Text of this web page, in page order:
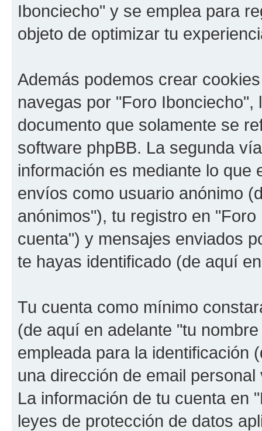
Ibonciecho" y se emplea para
objeto de optimizar tu
Además podemos crear
navegas por "Foro
documento que solamente se
software phpBB. La segunda
información es mediante lo que
envíos como usuario anónimo
anónimos"), tu registro en
cuenta") y mensajes enviados
te hayas identificado (de aquí
Tu cuenta como mínimo
(de aquí en adelante "tu
empleada para la identificación
una dirección de email
La información de tu cuenta en
leyes de protección de datos